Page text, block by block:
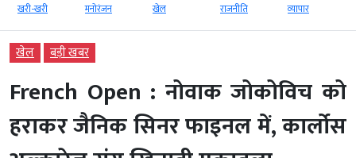
खरी-खरी मनोरंजन खेल राजनीति व्‍यापार
खेल बड़ी खबर
French Open : नोवाक जोकोविच को
हराकर जैनिक सिनर फाइनल में, कार्लोस